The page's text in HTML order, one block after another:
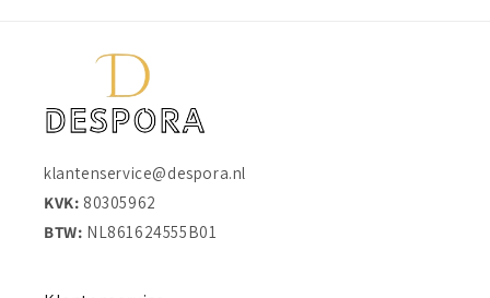
klantenservice@despora.nl
KVK: 80305962
BTW: NL861624555B01